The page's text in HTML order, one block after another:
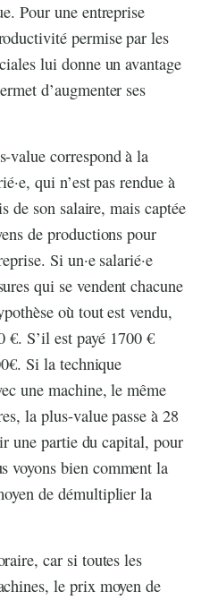
Pour une entreprise
permise par les
lui donne un avantage
d’augmenter ses
value correspond à la
qui n’est pas rendue à
de son salaire, mais captée
de productions pour
Si un·e salarié·e
qui se vendent chacune
où tout est vendu,
€. S’il est payé 1700 €
Si la technique
une machine, le même
la plus-value passe à 28
une partie du capital, pour
voyons bien comment la
de démultiplier la
car si toutes les
le prix moyen de